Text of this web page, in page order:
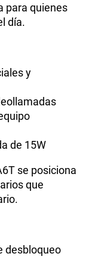
para quienes
día.
y
de 15W
se posiciona
que
desbloqueo